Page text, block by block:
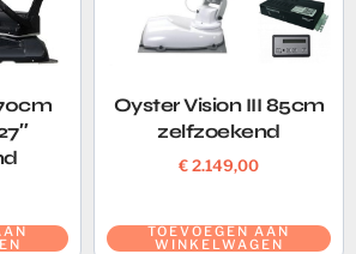
Oyster Vision III 85cm
zelfzoekend
€2.149,00
TOEVOEGEN AAN
WINKELWAGEN